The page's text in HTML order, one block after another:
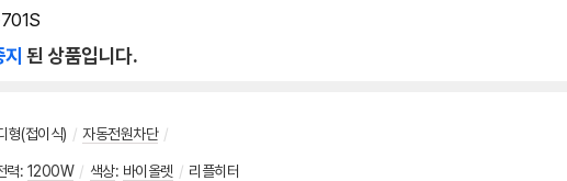
된 상품입니다.
형(접이식) / 자동전원차단 /
력: 1200W / 색상: 바이올렛 / 리플히터